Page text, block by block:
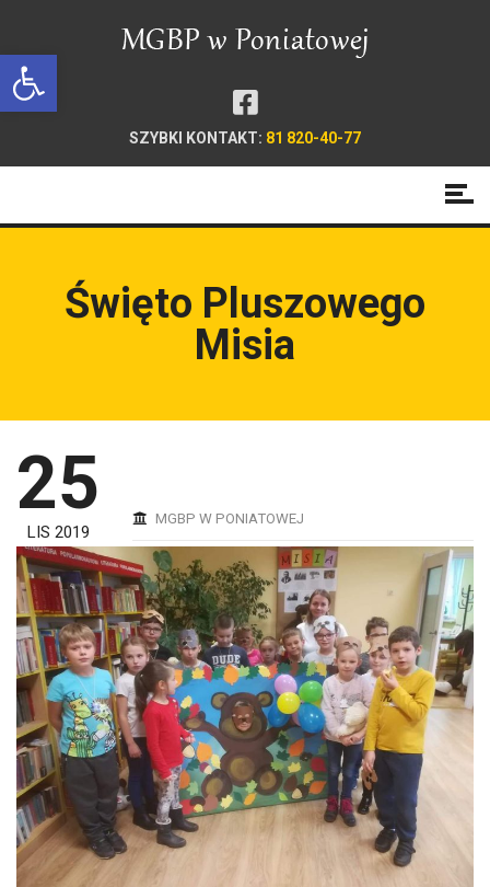
Open toolbar
SZYBKI KONTAKT: 81 820-40-77
Święto Pluszowego
Misia
25
LIS 2019
MGBP W PONIATOWEJ